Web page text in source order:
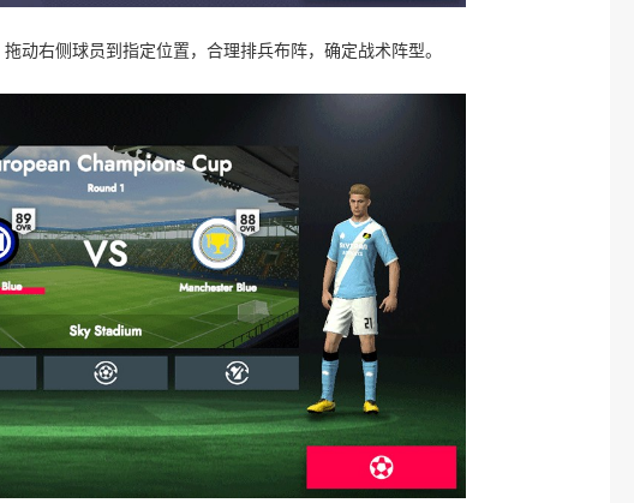
动右侧球员到指定位置，合理排兵布阵，确定战术阵型。